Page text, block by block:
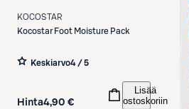
KOCOSTAR
Kocostar Foot Moisture Pack
Keskiarvo4 / 5
Hinta4,90 €
Lisää
ostoskoriin